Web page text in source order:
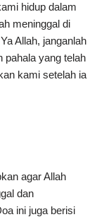
hidup dalam
meninggal di
Allah, janganlah
pahala yang telah
kami setelah ia
agar Allah
dan
ini juga berisi